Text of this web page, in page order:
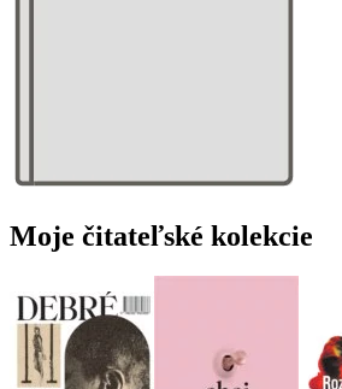
Moje čitateľské kolekcie